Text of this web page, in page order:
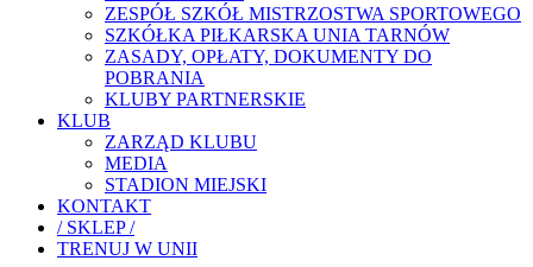
ZESPÓŁ SZKÓŁ MISTRZOSTWA SPORTOWEGO
SZKÓŁKA PIŁKARSKA UNIA TARNÓW
ZASADY, OPŁATY, DOKUMENTY DO
POBRANIA
KLUBY PARTNERSKIE
KLUB
ZARZĄD KLUBU
MEDIA
STADION MIEJSKI
KONTAKT
/ SKLEP /
TRENUJ W UNII